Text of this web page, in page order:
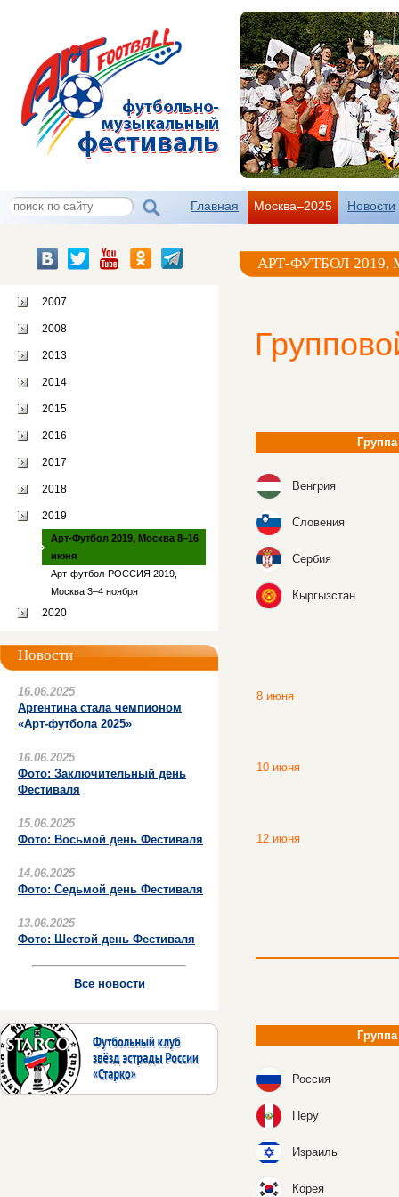
Главная Москва–2025 Новости
2007
2008
2013
2014
2015
2016
2017
2018
2019
Арт-Футбол 2019, Москва 8–16
июня
Арт-футбол-РОССИЯ 2019,
Москва 3–4 ноября
2020
Новости
16.06.2025
Аргентина стала чемпионом
«Арт-футбола 2025»
16.06.2025
Фото: Заключительный день
Фестиваля
15.06.2025
Фото: Восьмой день Фестиваля
14.06.2025
Фото: Седьмой день Фестиваля
13.06.2025
Фото: Шестой день Фестиваля
Все новости
АРТ-ФУТБОЛ
Венгрия
Словения
Сербия
Кыргызстан
8 июня
10 июня
12 июня
Россия
Перу
Израиль
Корея